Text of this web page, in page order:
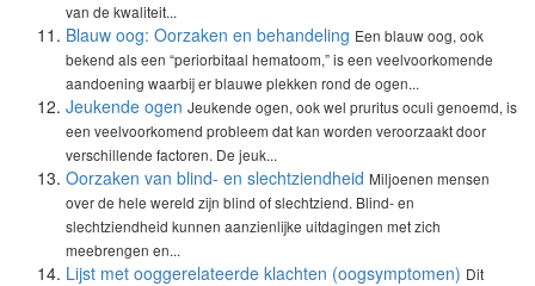
van de kwaliteit...
Blauw oog: Oorzaken en behandeling Een blauw oog, ook
bekend als een “periorbitaal hematoom,” is een veelvoorkomende
aandoening waarbij er blauwe plekken rond de ogen...
Jeukende ogen Jeukende ogen, ook wel pruritus oculi genoemd, is
een veelvoorkomend probleem dat kan worden veroorzaakt door
verschillende factoren. De jeuk...
Oorzaken van blind- en slechtziendheid Miljoenen mensen
over de hele wereld zijn blind of slechtziend. Blind- en
slechtziendheid kunnen aanzienlijke uitdagingen met zich
meebrengen en...
Lijst met ooggerelateerde klachten (oogsymptomen) Dit